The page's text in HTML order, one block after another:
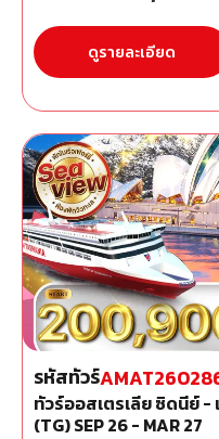
ดูรายละเอียด
รหัสทัวร์
ทัวร์ออสเตรเลีย ซิดนีย์ -
(TG) SEP 26 - MAR 27